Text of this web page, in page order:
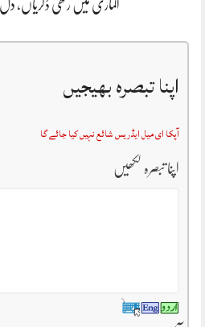
الماری میں رکھی ڈگریاں،
اپنا تبصرہ بھیجیں
آپکا ای میل ایڈریس شائع نہیں کیا جائے گا
اپنا تبصرہ لکھیں